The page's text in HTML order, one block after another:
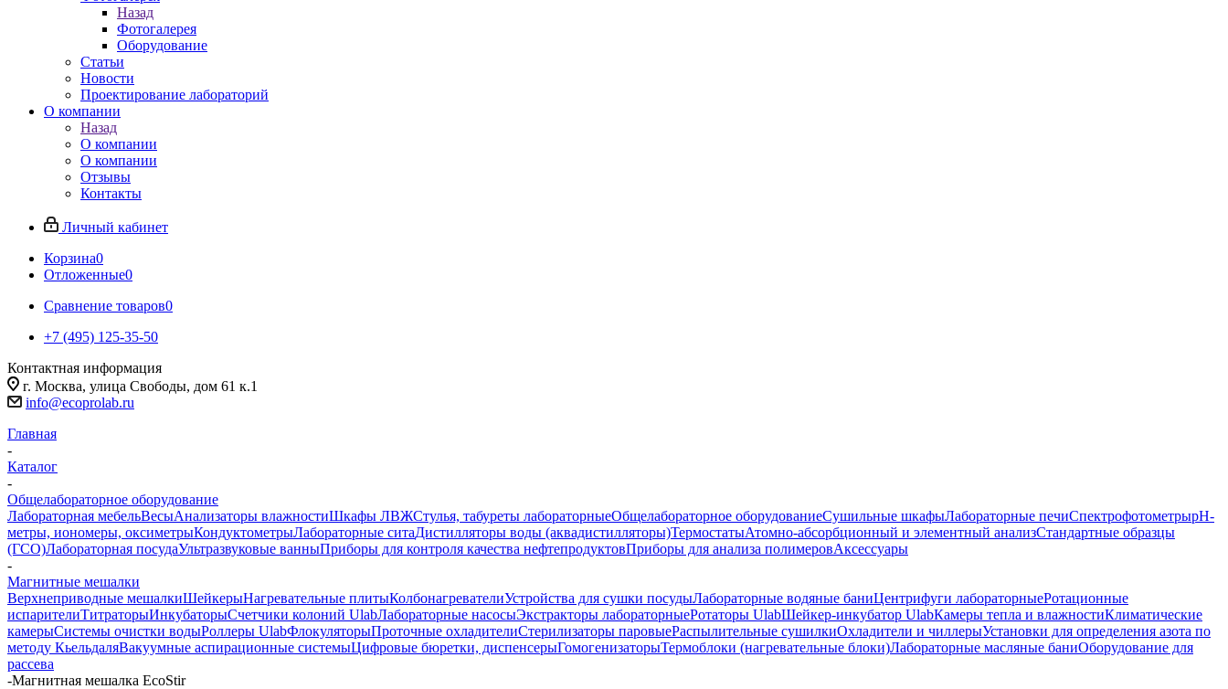
Назад
Фотогалерея
Оборудование
Статьи
Новости
Проектирование лабораторий
О компании
Назад
О компании
О компании
Отзывы
Контакты
Личный кабинет
Корзина0
Отложенные0
Сравнение товаров0
+7 (495) 125-35-50
Контактная информация
г. Москва, улица Свободы, дом 61 к.1
info@ecoprolab.ru
Главная
-
Каталог
-
Общелабораторное оборудование
Лабораторная мебельВесыАнализаторы влажностиШкафы ЛВЖСтулья, табуреты лабораторныеОбщелабораторное оборудованиеСушильные шкафыЛабораторные печиСпектрофотометрыpH-
метры, иономеры, оксиметрыКондуктометрыЛабораторные ситаДистилляторы воды (аквадистилляторы)ТермостатыАтомно-абсорбционный и элементный анализСтандартные образцы
(ГСО)Лабораторная посудаУльтразвуковые ванныПриборы для контроля качества нефтепродуктовПриборы для анализа полимеровАксессуары
-
Магнитные мешалки
Верхнеприводные мешалкиШейкерыНагревательные плитыКолбонагревателиУстройства для сушки посудыЛабораторные водяные баниЦентрифуги лабораторныеРотационные
испарителиТитраторыИнкубаторыСчетчики колоний UlabЛабораторные насосыЭкстракторы лабораторныеРотаторы UlabШейкер-инкубатор UlabКамеры тепла и влажностиКлиматические
камерыСистемы очистки водыРоллеры UlabФлокуляторыПроточные охладителиСтерилизаторы паровыеРаспылительные сушилкиОхладители и чиллерыУстановки для определения азота по
методу КьельдаляВакуумные аспирационные системыЦифровые бюретки, диспенсерыГомогенизаторыТермоблоки (нагревательные блоки)Лабораторные масляные баниОборудование для
рассева
-Магнитная мешалка EcoStir